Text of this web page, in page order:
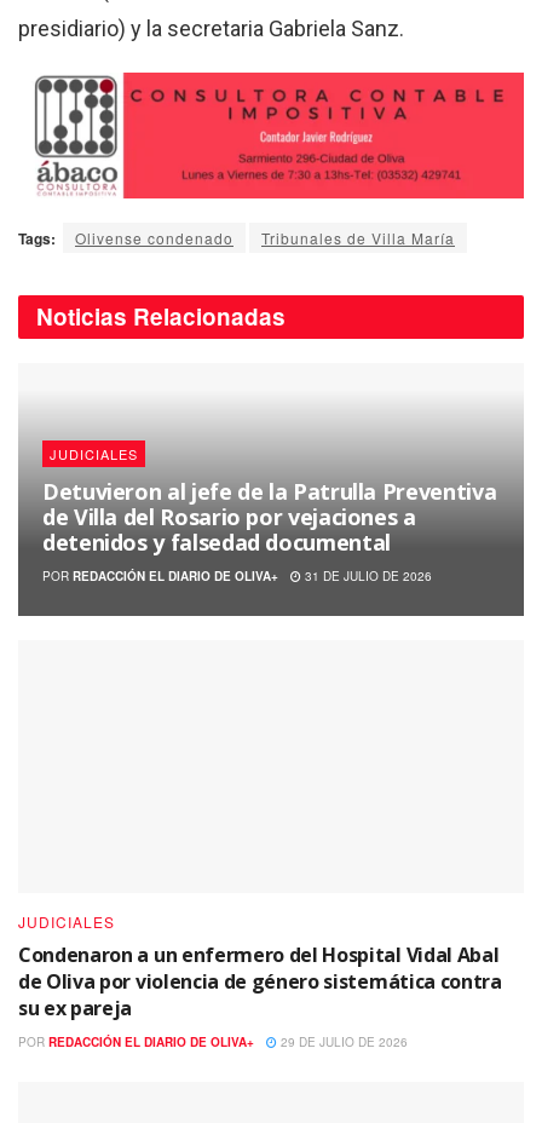
presidiario) y la secretaria Gabriela Sanz.
Tags: Olivense condenado Tribunales de Villa María
Noticias Relacionadas
JUDICIALES
Detuvieron al jefe de la Patrulla Preventiva
de Villa del Rosario por vejaciones a
detenidos y falsedad documental
POR REDACCIÓN EL DIARIO DE OLIVA+ 31 DE JULIO DE 2026
JUDICIALES
Condenaron a un enfermero del Hospital Vidal Abal
de Oliva por violencia de género sistemática contra
su ex pareja
POR REDACCIÓN EL DIARIO DE OLIVA+ 29 DE JULIO DE 2026